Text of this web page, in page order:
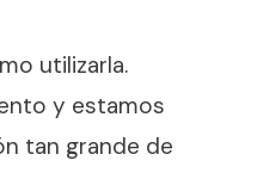
utilizarla.
y estamos
tan grande de